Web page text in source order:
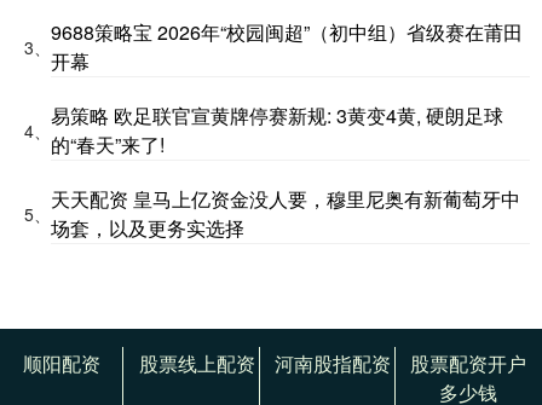
3、
9688策略宝 2026年“校园闽超”（初中组）省级赛在莆田
开幕
4、
易策略 欧足联官宣黄牌停赛新规: 3黄变4黄, 硬朗足球
的“春天”来了!
5、
天天配资 皇马上亿资金没人要，穆里尼奥有新葡萄牙中
场套，以及更务实选择
顺阳配资 股票线上配资 河南股指配资
股票配资开户
多少钱